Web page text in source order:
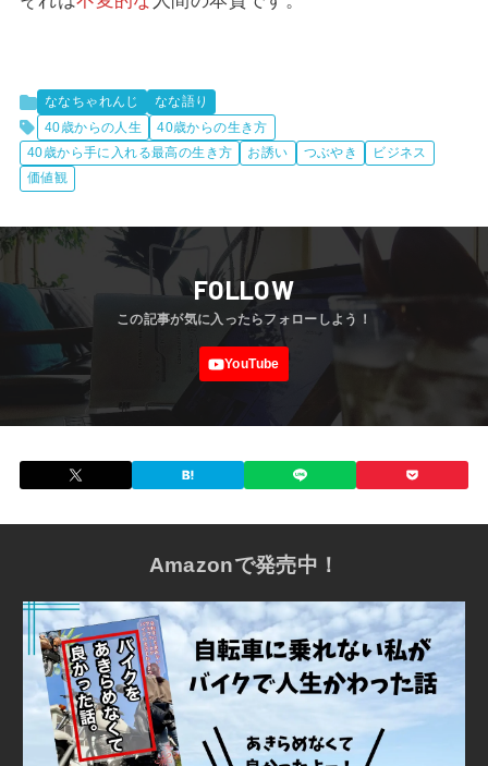
ななちゃれんじ
なな語り
40歳からの人生
40歳からの生き方
40歳から手に入れる最高の生き方
お誘い つぶやき
ビジネス
価値観
FOLLOW
Amazonで発売中！